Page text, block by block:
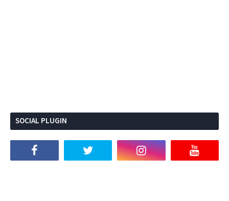
SOCIAL PLUGIN